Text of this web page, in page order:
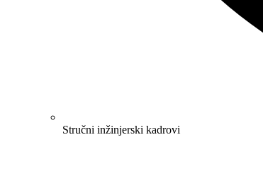
Stručni inžinjerski kadrovi